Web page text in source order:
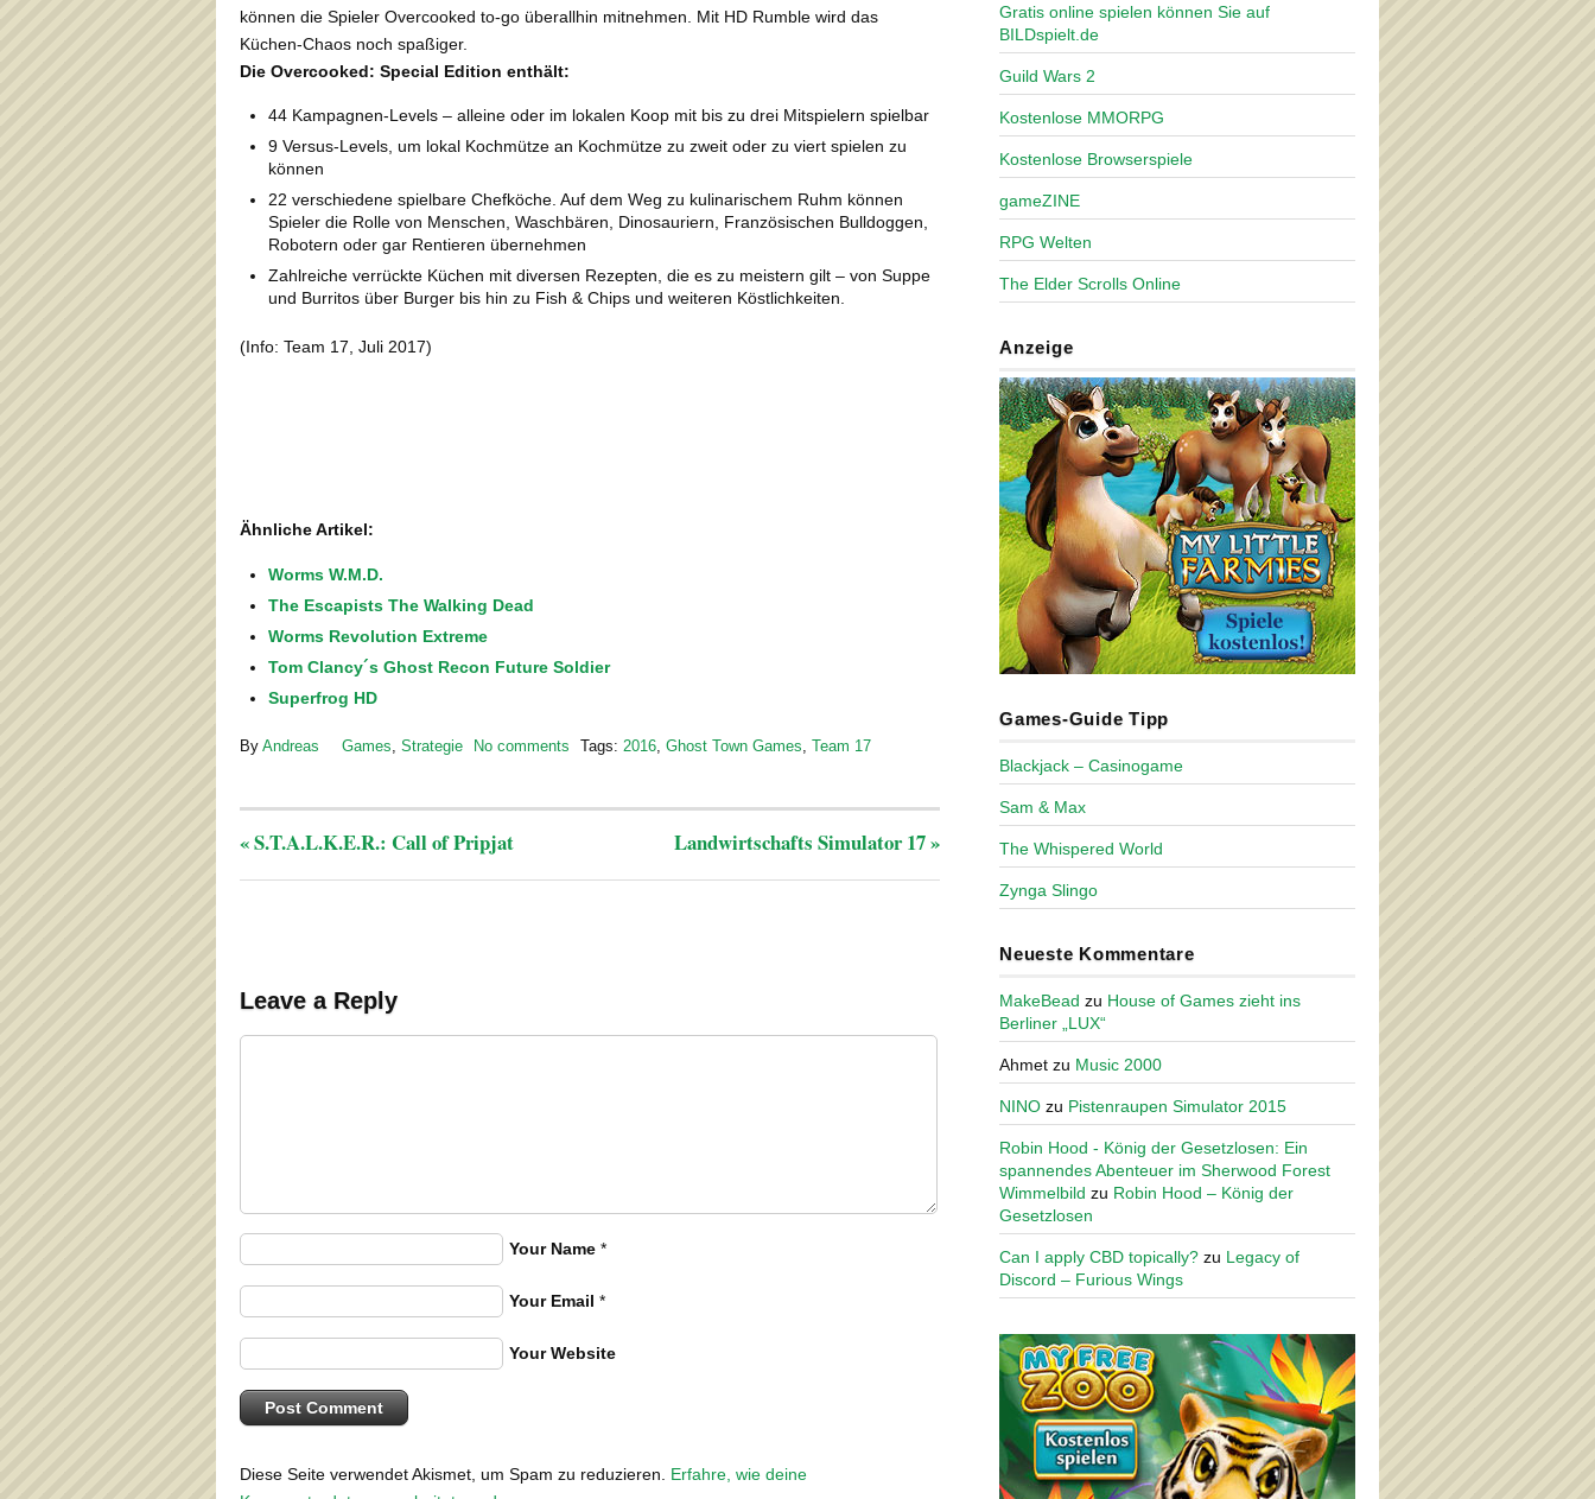
können die Spieler Overcooked to-go überallhin mitnehmen. Mit HD Rumble wird das
Küchen-Chaos noch spaßiger.
Die Overcooked: Special Edition enthält:
44 Kampagnen-Levels – alleine oder im lokalen Koop mit bis zu drei Mitspielern spielbar
9 Versus-Levels, um lokal Kochmütze an Kochmütze zu zweit oder zu viert spielen zu
können
22 verschiedene spielbare Chefköche. Auf dem Weg zu kulinarischem Ruhm können
Spieler die Rolle von Menschen, Waschbären, Dinosauriern, Französischen Bulldoggen,
Robotern oder gar Rentieren übernehmen
Zahlreiche verrückte Küchen mit diversen Rezepten, die es zu meistern gilt – von Suppe
und Burritos über Burger bis hin zu Fish & Chips und weiteren Köstlichkeiten.
(Info: Team 17, Juli 2017)
Ähnliche Artikel:
Worms W.M.D.
The Escapists The Walking Dead
Worms Revolution Extreme
Tom Clancy´s Ghost Recon Future Soldier
Superfrog HD
By Andreas Games, Strategie No comments Tags: 2016, Ghost Town Games, Team 17
«S.T.A.L.K.E.R.: Call of Pripjat Landwirtschafts Simulator 17»
Leave a Reply
Your Name *
Your Email *
Your Website
Diese Seite verwendet Akismet, um Spam zu reduzieren. Erfahre, wie deine
Gratis online spielen können Sie auf
BILDspielt.de
Guild Wars 2
Kostenlose MMORPG
Kostenlose Browserspiele
gameZINE
RPG Welten
The Elder Scrolls Online
Anzeige
Games-Guide Tipp
Blackjack – Casinogame
Sam & Max
The Whispered World
Zynga Slingo
Neueste Kommentare
MakeBead zu House of Games zieht ins
Berliner „LUX“
Ahmet zu Music 2000
NINO zu Pistenraupen Simulator 2015
Robin Hood - König der Gesetzlosen: Ein
spannendes Abenteuer im Sherwood Forest
Wimmelbild zu Robin Hood – König der
Gesetzlosen
Can I apply CBD topically? zu Legacy of
Discord – Furious Wings